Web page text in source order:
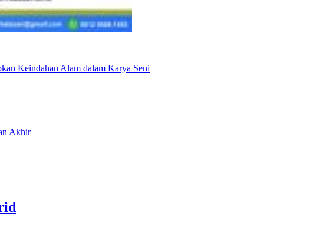
Keindahan Alam dalam Karya Seni
Akhir